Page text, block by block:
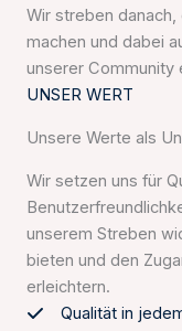
Wir streben
machen und dabei
unserer Community
UNSER WERT
Unsere Werte als
Wir setzen uns für
unserem Streben
bieten und den
erleichtern.
Qualität in